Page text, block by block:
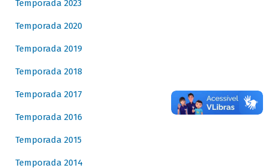
Temporada 2023
Temporada 2020
Temporada 2019
Temporada 2018
Temporada 2017
Temporada 2016
Temporada 2015
Temporada 2014